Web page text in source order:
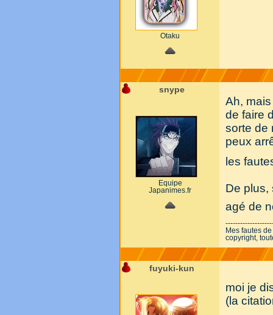
Otaku
snype
Equipe
Japanimes.fr
Ah,
de faire
sorte de
peux
les
De plus,
agé de
Mes fautes
copyright,
fuyuki-kun
moi je
(la